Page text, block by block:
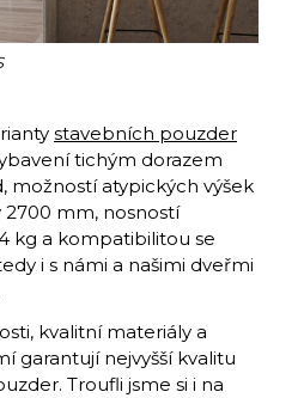
stavebních pouzder
tichým dorazem
možností atypických výšek
2700 mm, nosností
kg a kompatibilitou se
i s námi a našimi dveřmi
kvalitní materiály a
garantují nejvyšší kvalitu
Troufli jsme si i na